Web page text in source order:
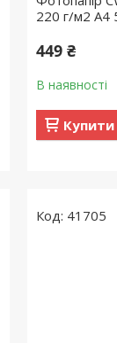
220 г/м2 A4
449 ₴
В наявності
Купити
41705